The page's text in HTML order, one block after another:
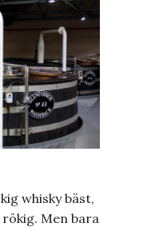
whisky bäst,
Men bara